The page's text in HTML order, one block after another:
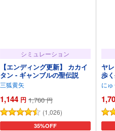
シミュレーション
【エンディング更新】 カカイ
タン - ギャンブルの聖伝説
三狐黄矢
1,144 円 1,760 円
(1,026)
35%OFF
カートに追加
ヤ
歩
に